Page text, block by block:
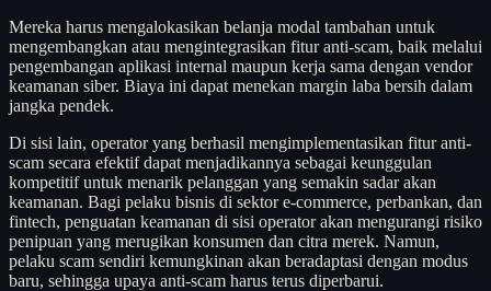
Mereka harus mengalokasikan belanja modal tambahan untuk
mengembangkan atau mengintegrasikan fitur anti-scam, baik melalui
pengembangan aplikasi internal maupun kerja sama dengan vendor
keamanan siber. Biaya ini dapat menekan margin laba bersih dalam
jangka pendek.
Di sisi lain, operator yang berhasil mengimplementasikan fitur anti-
scam secara efektif dapat menjadikannya sebagai keunggulan
kompetitif untuk menarik pelanggan yang semakin sadar akan
keamanan. Bagi pelaku bisnis di sektor e-commerce, perbankan, dan
fintech, penguatan keamanan di sisi operator akan mengurangi risiko
penipuan yang merugikan konsumen dan citra merek. Namun,
pelaku scam sendiri kemungkinan akan beradaptasi dengan modus
baru, sehingga upaya anti-scam harus terus diperbarui.